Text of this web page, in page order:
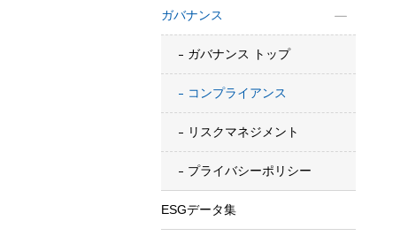
ガバナンス
ガバナンス トップ
コンプライアンス
リスクマネジメント
プライバシーポリシー
ESGデータ集